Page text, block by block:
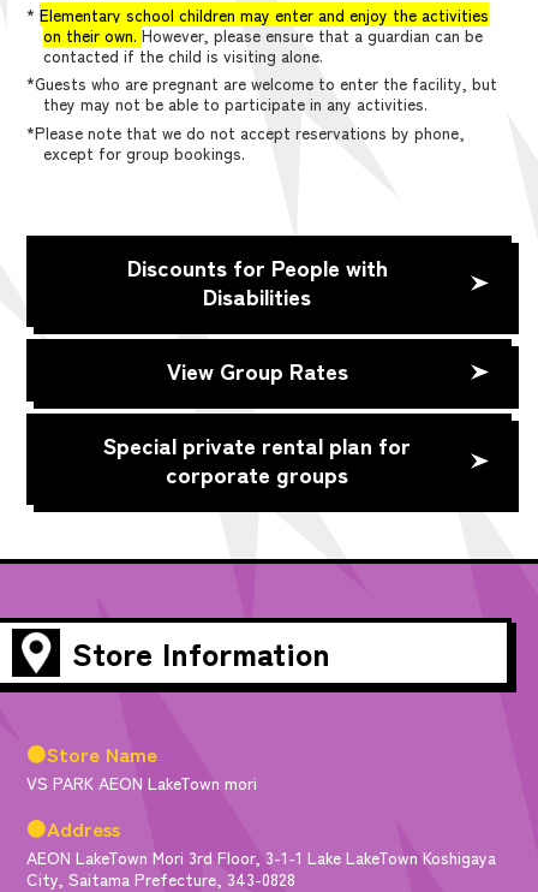
*Elementary school children may enter and enjoy the activities
on their own. However, please ensure that a guardian can be
contacted if the child is visiting alone.
*Guests who are pregnant are welcome to enter the facility, but
they may not be able to participate in any activities.
*Please note that we do not accept reservations by phone,
except for group bookings.
Discounts for People with
Disabilities
View Group Rates
Special private rental plan for
corporate groups
Store Information
●Store Name
VS PARK AEON LakeTown mori
●Address
AEON LakeTown Mori 3rd Floor, 3-1-1 Lake LakeTown Koshigaya
City, Saitama Prefecture, 343-0828